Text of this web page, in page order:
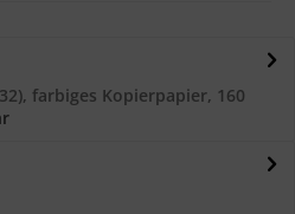
farbiges Kopierpapier, 160